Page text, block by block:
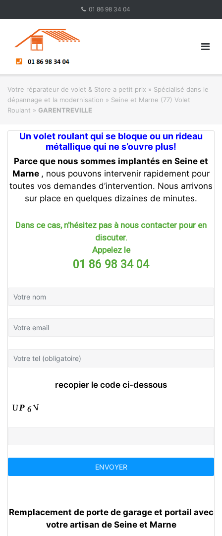
01 86 98 34 04
Votre réparateur de volet & Store a petit prix » Spécialisé dans le
dépannage et la modernisation » Seine et Marne (77) Volet
Roulant » GARENTREVILLE
Un volet roulant qui se bloque ou un rideau
métallique qui ne s’ouvre plus!
Parce que nous sommes implantés en Seine et
Marne , nous pouvons intervenir rapidement pour
toutes vos demandes d’intervention. Nous arrivons
sur place en quelques dizaines de minutes.
Dans ce cas, n'hésitez pas à nous contacter pour en
discuter.
Appelez le
01 86 98 34 04
recopier le code ci-dessous
Remplacement de porte de garage et portail avec
votre artisan de Seine et Marne